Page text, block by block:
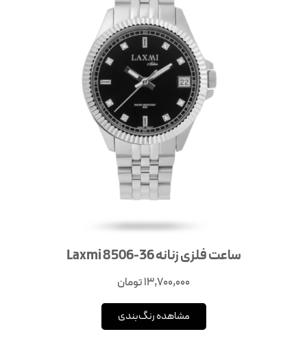
ساعت فلزی زنانه Laxmi 8506-36
13,700,000تومان
مشاهده رنگ‌بندی